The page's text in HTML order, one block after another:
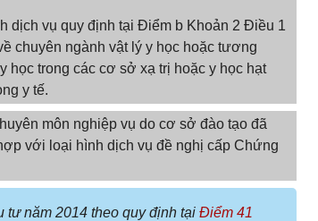
dịch vụ quy định tại Điểm b Khoản 2 Điều 1
chuyên ngành vật lý y học hoặc tương
học trong các cơ sở xạ trị hoặc y học hạt
y tế.
môn nghiệp vụ do cơ sở đào tạo đã
với loại hình dịch vụ đề nghị cấp Chứng
năm 2014 theo quy định tại Điểm 41